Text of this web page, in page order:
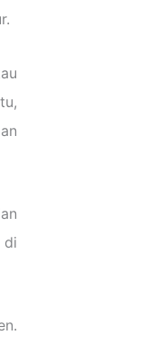
di